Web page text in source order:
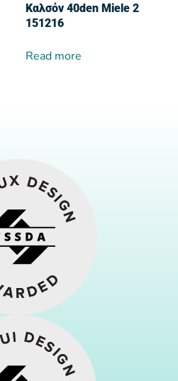
Καλσόν 40den Miele 2
151216
Read more